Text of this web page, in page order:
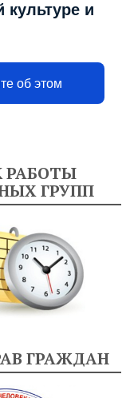
культуре и
об этом
РАБОТЫ
ГРУПП
ГРАЖДАН